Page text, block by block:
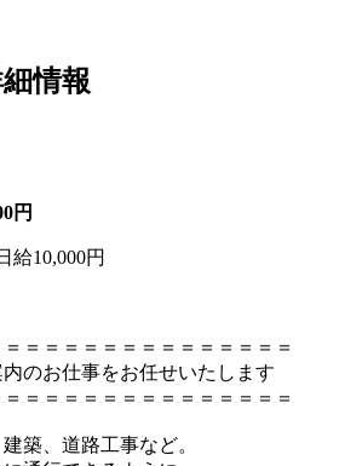
情報
円
給10,000円
＝＝＝＝＝＝＝＝＝＝＝＝＝＝
のお仕事をお任せいたします
＝＝＝＝＝＝＝＝＝＝＝＝＝＝
築、道路工事など。